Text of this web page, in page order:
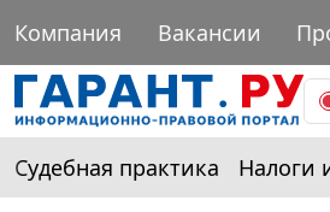
Компания Вакансии
Судебная практика Налоги